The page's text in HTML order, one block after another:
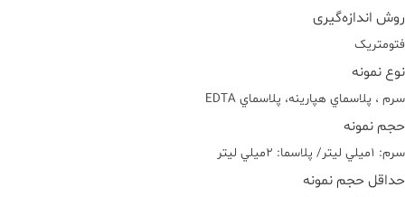
روش اندازه‌گیری
فتومتريک
نوع نمونه
سرم ، پلاسماي هپارينه، پلاسماي EDTA
حجم نمونه
سرم: ١ميلي ليتر/ پلاسما: ٢ميلي ليتر
حداقل حجم نمونه